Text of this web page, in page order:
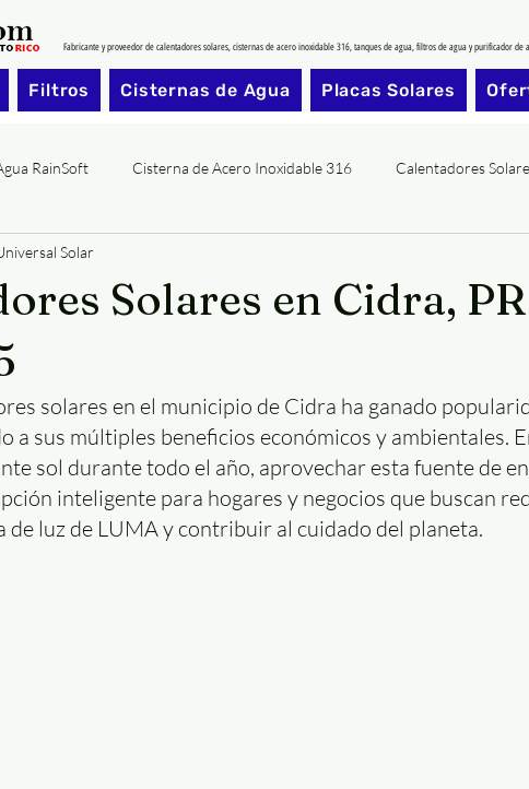
Fabricante y proveedor de calentadores solares, cisternas de acero inoxidable 316, tanques de agua, filtros de agua y purificador de
Filtros Cisternas de Agua Placas Solares
RainSoft Cisterna de Acero Inoxidable 316 Calentadores
Solares en Cidra,
Solar
solares en el municipio de Cidra ha ganado
a sus múltiples beneficios económicos y ambientales.
sol durante todo el año, aprovechar esta fuente de
inteligente para hogares y negocios que buscan
de luz de LUMA y contribuir al cuidado del planeta.